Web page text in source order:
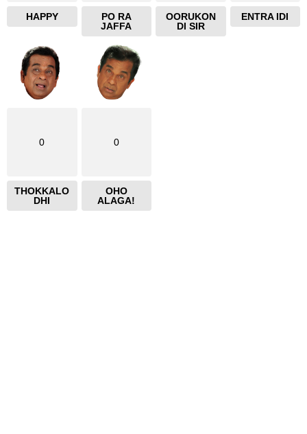
HAPPY
PO RA
JAFFA
OORUKON
DI SIR
ENTRA IDI
0
THOKKALO
DHI
0
OHO
ALAGA!